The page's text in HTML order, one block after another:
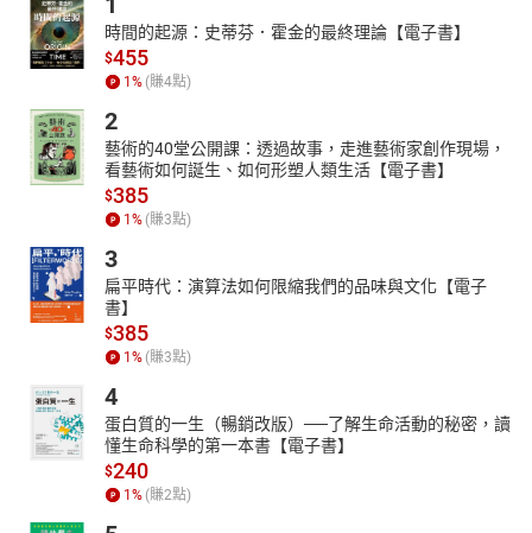
時間的起源：史蒂芬．霍金的最終理論【電子書】
$455
1 % (賺4點)
2
藝術的40堂公開課：透過故事，走進藝術家創作現場，
看藝術如何誕生、如何形塑人類生活【電子書】
$385
1 % (賺3點)
3
扁平時代：演算法如何限縮我們的品味與文化【電子
書】
$385
1 % (賺3點)
4
蛋白質的一生（暢銷改版）──了解生命活動的秘密，讀
懂生命科學的第一本書【電子書】
$240
1 % (賺2點)